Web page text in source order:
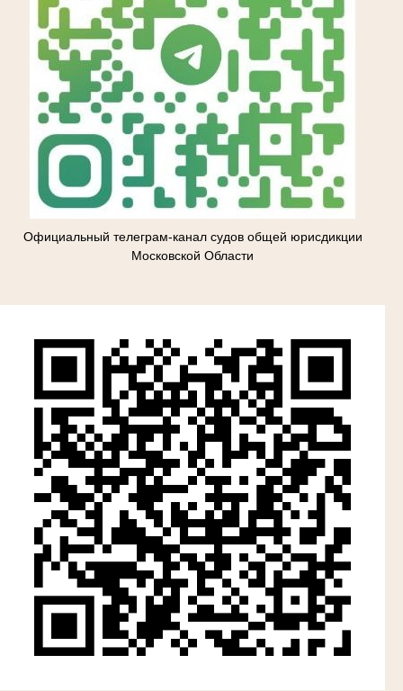
Официальный телеграм-канал судов общей юрисдикции
Московской Области